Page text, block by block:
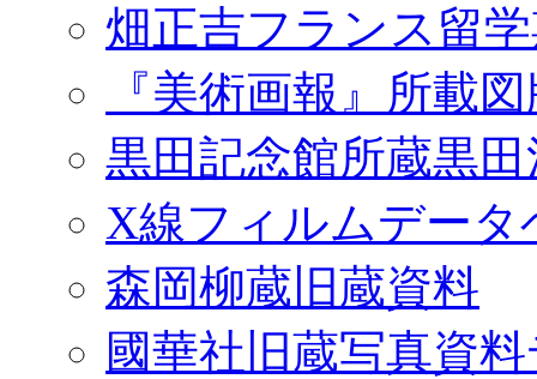
畑正吉フランス留
『美術画報』所載
黒田記念館所蔵黒
X線フィルムデータ
森岡柳蔵旧蔵資料
國華社旧蔵写真資